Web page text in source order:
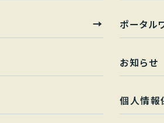
ポータル
お知らせ
個人情報